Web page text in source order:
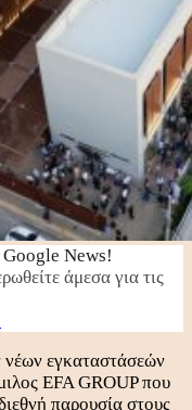
Google News!
άμεσα για τις
νέων εγκαταστάσεών
EFA GROUP που
παρουσία στους